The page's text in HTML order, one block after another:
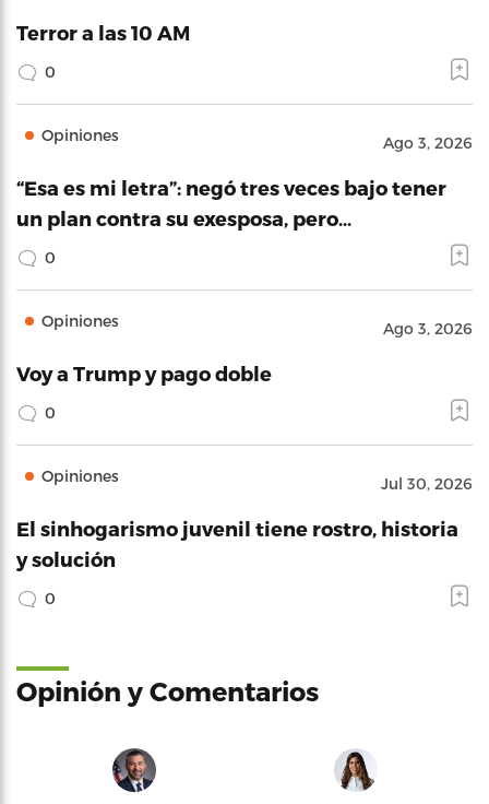
Terror a las 10 AM
0
Opiniones Ago 3, 2026
“Esa es mi letra”: negó tres veces bajo tener
un plan contra su exesposa, pero…
0
Opiniones Ago 3, 2026
Voy a Trump y pago doble
0
Opiniones Jul 30, 2026
El sinhogarismo juvenil tiene rostro, historia
y solución
0
Opinión y Comentarios